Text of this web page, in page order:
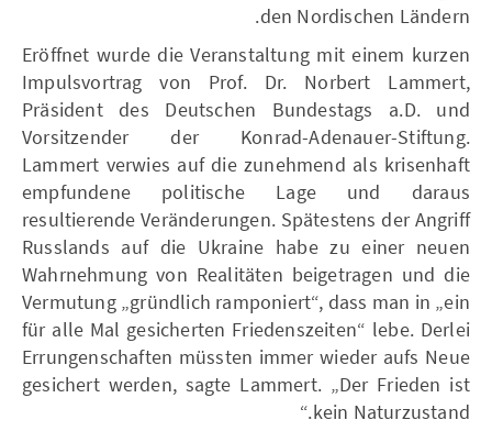
den Nordischen Ländern.
Eröffnet wurde die Veranstaltung mit einem kurzen
Impulsvortrag von Prof. Dr. Norbert Lammert,
Präsident des Deutschen Bundestags a.D. und
Vorsitzender der Konrad-Adenauer-Stiftung.
Lammert verwies auf die zunehmend als krisenhaft
empfundene politische Lage und daraus
resultierende Veränderungen. Spätestens der Angriff
Russlands auf die Ukraine habe zu einer neuen
Wahrnehmung von Realitäten beigetragen und die
Vermutung „gründlich ramponiert“, dass man in „ein
für alle Mal gesicherten Friedenszeiten“ lebe. Derlei
Errungenschaften müssten immer wieder aufs Neue
gesichert werden, sagte Lammert. „Der Frieden ist
kein Naturzustand.“